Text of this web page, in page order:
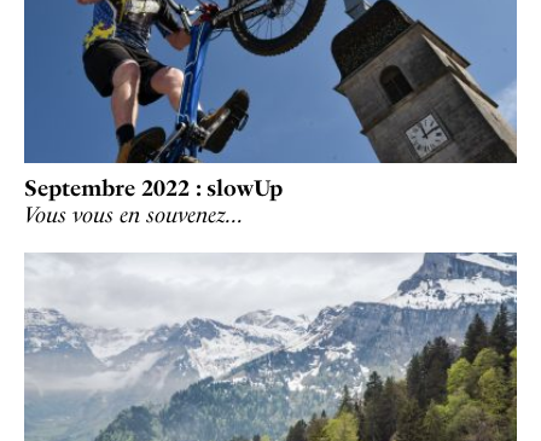
Septembre 2022 : slowUp
Vous vous en souvenez…